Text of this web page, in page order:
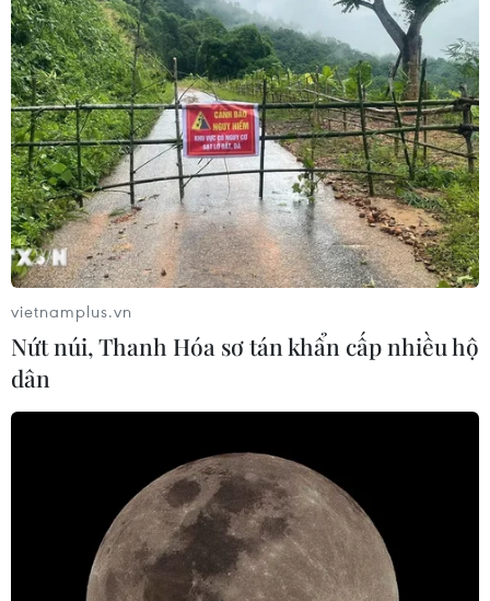
Côn Minh thống nhất sẽ triển khai cửa khẩu thông minh,
xuất nhập khẩu một cửa để thông quan hàng hóa, nông
sản được nhanh hơn.
Kết nối giao thương giữa DN Việt Nam và
Vân Nam của Trung Quốc
21/11/2022 11:06
vietnamplus.vn
Nứt núi, Thanh Hóa sơ tán khẩn cấp nhiều hộ
dân